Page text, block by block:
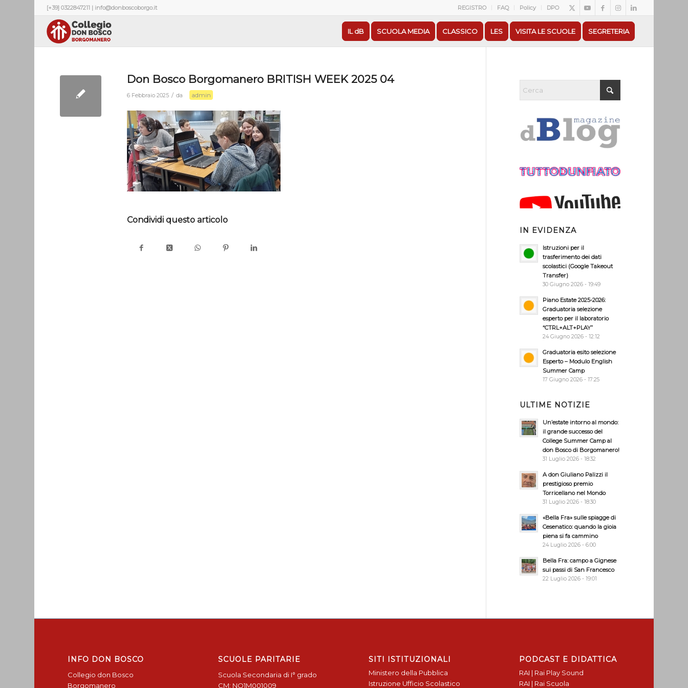
REGISTRO FAQ Policy DPO
[+39] 0322847211 | info@donboscoborgo.it
IL dB SCUOLA MEDIA CLASSICO LES VISITA LE SCUOLE SEGRETERIA
Don Bosco Borgomanero BRITISH WEEK 2025 04
6 Febbraio 2025 / da admin
Condividi questo articolo
IN EVIDENZA
Istruzioni per il
trasferimento dei dati
scolastici (Google Takeout
Transfer)
30 Giugno 2026 - 19:49
Piano Estate 2025-2026:
Graduatoria selezione
esperto per il laboratorio
“CTRL+ALT+PLAY”
24 Giugno 2026 - 12:12
Graduatoria esito selezione
Esperto – Modulo English
Summer Camp
17 Giugno 2026 - 17:25
ULTIME NOTIZIE
Un’estate intorno al mondo:
il grande successo del
College Summer Camp al
don Bosco di Borgomanero!
31 Luglio 2026 - 18:32
A don Giuliano Palizzi il
prestigioso premio
Torricellano nel Mondo
31 Luglio 2026 - 18:30
«Bella Fra» sulle spiagge di
Cesenatico: quando la gioia
piena si fa cammino
24 Luglio 2026 - 6:00
Bella Fra: campo a Gignese
sui passi di San Francesco
22 Luglio 2026 - 19:01
INFO DON BOSCO
Collegio don Bosco
Borgomanero
SCUOLE PARITARIE
Scuola Secondaria di I° grado
CM: NO1M001009
SITI ISTITUZIONALI
Ministero della Pubblica
Istruzione Ufficio Scolastico
PODCAST E DIDATTICA
RAI | Rai Play Sound
RAI | Rai Scuola